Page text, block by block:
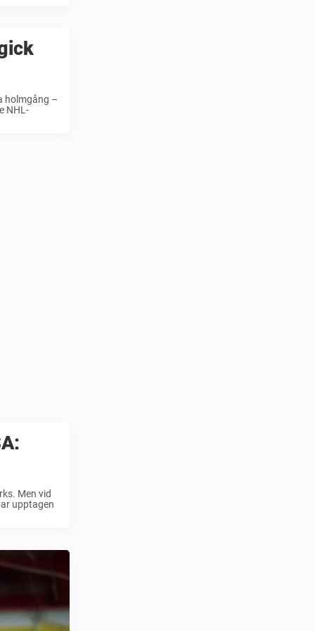
holmgång –
NHL-
Men vid
upptagen